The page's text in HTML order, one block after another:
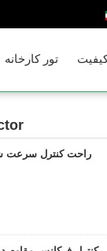
تور کارخانه
راحت کنترل سرعت